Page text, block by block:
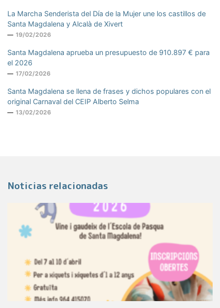
La Marcha Senderista del Día de la Mujer une los castillos de
Santa Magdalena y Alcalà de Xivert
19/02/2026
Santa Magdalena aprueba un presupuesto de 910.897 € para
el 2026
17/02/2026
Santa Magdalena se llena de frases y dichos populares con el
original Carnaval del CEIP Alberto Selma
13/02/2026
Noticias relacionadas